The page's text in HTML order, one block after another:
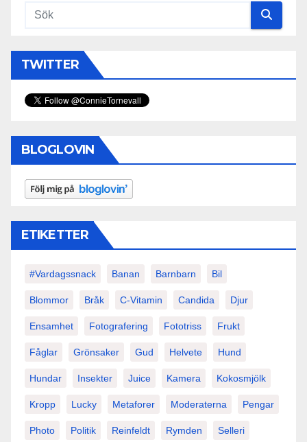
TWITTER
BLOGLOVIN
ETIKETTER
#vardagssnack Banan Barnbarn Bil
Blommor Bråk C-Vitamin Candida Djur
Ensamhet Fotografering Fototriss Frukt
Fåglar Grönsaker Gud Helvete Hund
Hundar Insekter Juice Kamera Kokosmjölk
Kropp Lucky Metaforer Moderaterna Pengar
Photo Politik Reinfeldt Rymden Selleri